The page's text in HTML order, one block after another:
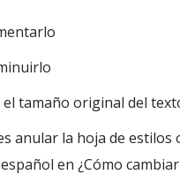
tamaño original del
anular la hoja de
en ¿Cómo